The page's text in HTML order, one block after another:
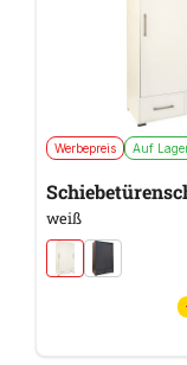
Werbepreis Auf
weiß